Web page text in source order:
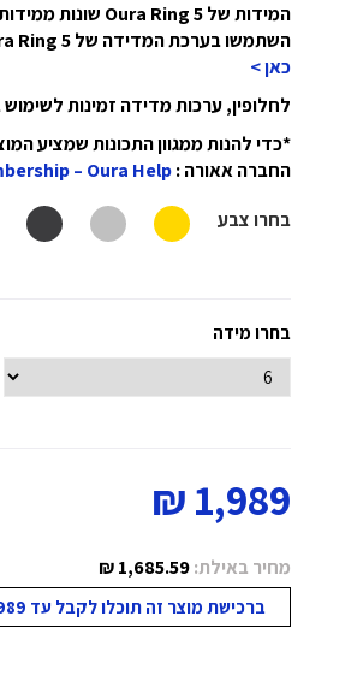
המידות של Oura Ring 5 שונות ממידות טבעת סטנדרטיות (גם ממידות טבעת Oura 4)
השתמשו בערכת המדידה של Oura Ring 5 (נמכרת בנפרד) כדי למצוא את המידה הנכונה עבורכם-
כאן >
לחלופין, ערכות מדידה זמינות
החברה אאורה :– Oura Help
בחרו צבע
בחרו מידה
1,989 ₪
מחיר באילת:1,685.59 ₪
ברכישת מוצר זה תוכלו לקבל עד 1,989 נקודות מועדון!